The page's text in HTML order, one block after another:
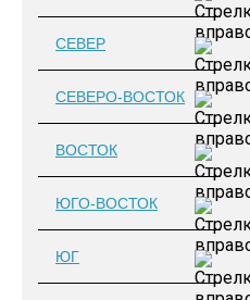
СЕВЕР
СЕВЕРО-ВОСТОК
ВОСТОК
ЮГО-ВОСТОК
ЮГ